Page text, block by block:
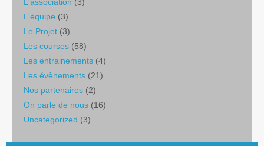
L'association (3)
L'équipe (3)
Le Projet (3)
Les courses (58)
Les entrainements (4)
Les évènements (21)
Nos partenaires (2)
On parle de nous (16)
Uncategorized (3)